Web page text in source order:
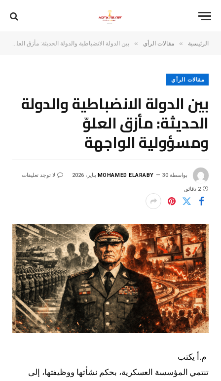
الرئيسية » مقالات الرأي » بين الدولة الانضباطية والدولة الحديثة: مأزق العلوّ ومسؤولية الواجهة
مقالات الرأي
بين الدولة الانضباطية والدولة
الحديثة: مأزق العلوّ
ومسؤولية الواجهة
بواسطة MOHAMED ELARABY 30 يناير، 2026 لا توجد تعليقات
2 دقائق
م.أ يكتب
تنتمي المؤسسة العسكرية، بحكم نشأتها ووظيفتها، إلى